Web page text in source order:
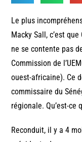
Le plus
Macky Sall, c’est
ne se contente pas
Commission de
ouest-africaine). Ce
commissaire du
régionale. Qu’est-ce
Reconduit, il y a 4